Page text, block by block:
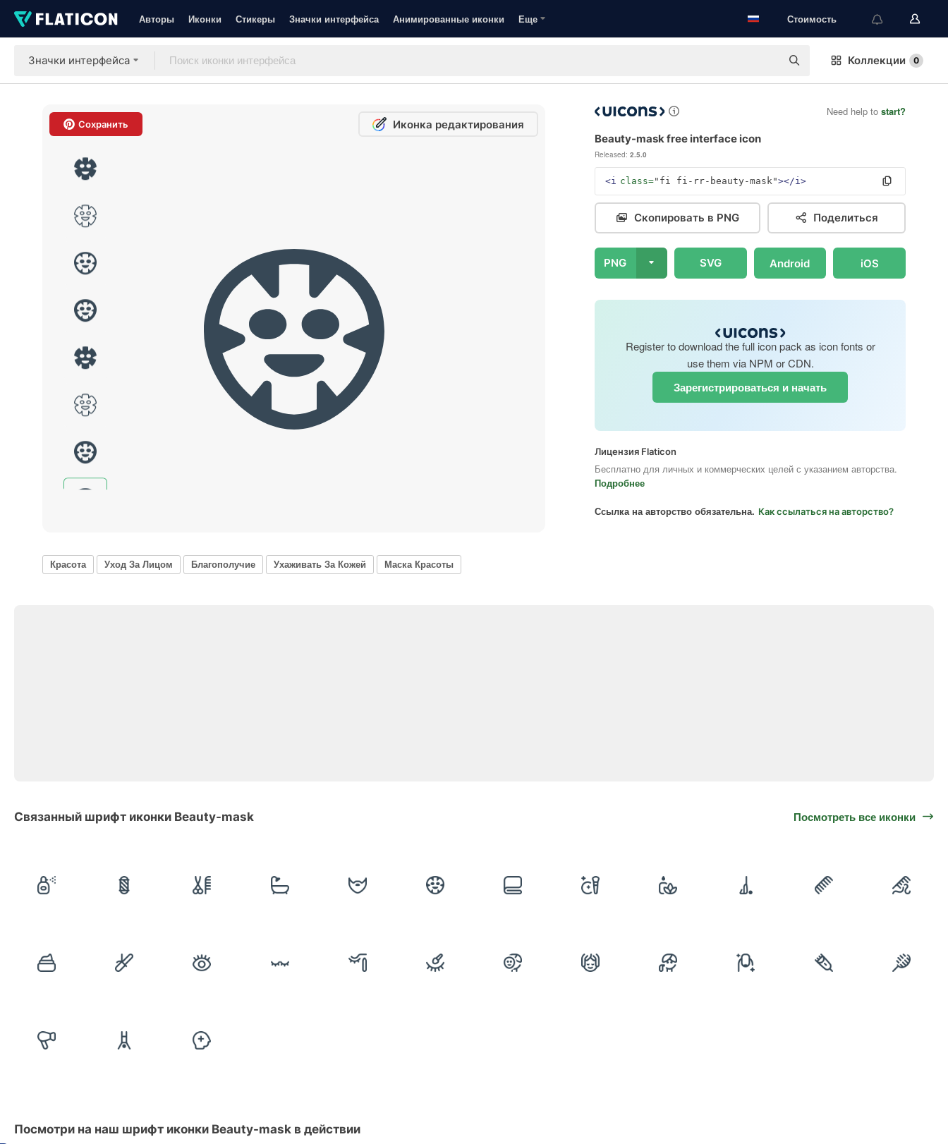
Авторы Иконки Стикеры Значки интерфейса Анимированные иконки Еще Стоимость
Значки интерфейса Коллекции 0
Сохранить Иконка редактирования
Need help to start?
Beauty-mask free interface icon
Released: 2.5.0
<i class="fi fi-rr-beauty-mask"></i>
Скопировать в PNG Поделиться
PNG SVG Android iOS
Register to download the full icon pack as icon fonts or
use them via NPM or CDN.
Зарегистрироваться и начать
Лицензия Flaticon
Бесплатно для личных и коммерческих целей с указанием авторства.
Подробнее
Ссылка на авторство обязательна. Как ссылаться на авторство?
Красота Уход За Лицом Благополучие Ухаживать За Кожей Маска Красоты
Связанный шрифт иконки Beauty-mask Посмотреть все иконки
Посмотри на наш шрифт иконки Beauty-mask в действии